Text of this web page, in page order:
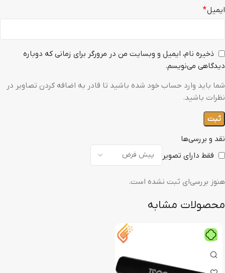
نقد و بررسی‌ها
فقط دارای تصویر
هنوز بررسی‌ای ثبت نشده است.
ایمیل*
ذخیره نام، ایمیل و وبسایت من در مرورگر برای زمانی که دوباره
دیدگاهی می‌نویسم.
شما باید وارد حساب خود شده باشید تا قادر به اضافه کردن تصاویر در
نظرات باشید.
محصولات مشابه